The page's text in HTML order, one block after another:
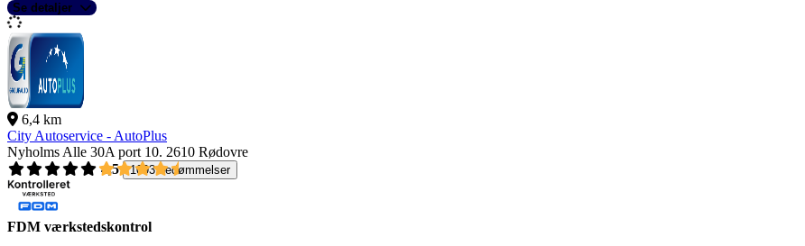
Se detaljer
6,4 km
City Autoservice - AutoPlus
Nyholms Alle 30A port 10. 2610 Rødovre
4,5
1093 bedømmelser
FDM værkstedskontrol